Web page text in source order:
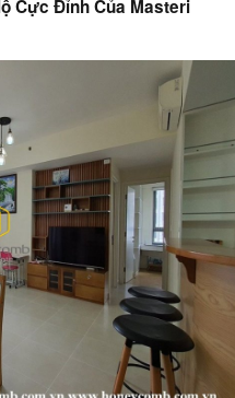
Cực Đỉnh Của Masteri